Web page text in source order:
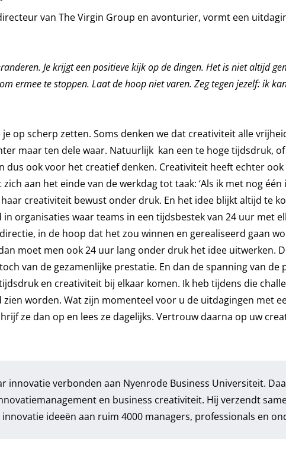
van The Virgin Group en avonturier, vormt een
Je krijgt een positieve kijk op de dingen. Het is niet altijd
ermee te stoppen. Laat de hoop niet varen. Zeg tegen jezelf: ik
op scherp zetten. Soms denken we dat creativiteit alle
maar ten dele waar. Natuurlijk kan een te hoge tijdsdruk,
dus ook voor het creatief denken. Creativiteit heeft echter
aan het einde van de werkdag tot taak: ‘Als ik met nog één
haar creativiteit bewust onder druk. En het idee blijkt altijd te
in organisaties waar teams in een tijdsbestek van 24 uur met
in de hoop dat het zou winnen en gerealiseerd gaan
moet men ook 24 uur lang onder druk het idee uitwerken.
van de gezamenlijke prestatie. En dan de spanning van de
en creativiteit bij elkaar komen. Ik heb tijdens die
worden. Wat zijn momenteel voor u de uitdagingen met
ze dan op en lees ze dagelijks. Vertrouw daarna op uw
innovatie verbonden aan Nyenrode Business Universiteit.
en business creativiteit. Hij verzendt
ideeën aan ruim 4000 managers, professionals en